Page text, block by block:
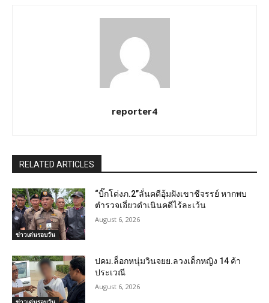
reporter4
RELATED ARTICLES
ข่าวเด่นรอบวัน
“บิ๊กโด่งภ.2”ลั่นคดีอุ้มฝังเขาชีจรรย์ หากพบ
ตำรวจเอี่ยวดำเนินคดีไร้ละเว้น
August 6, 2026
ปคม.ล็อกหนุ่มวินจยย.ลวงเด็กหญิง 14 ค้า
ประเวณี
August 6, 2026